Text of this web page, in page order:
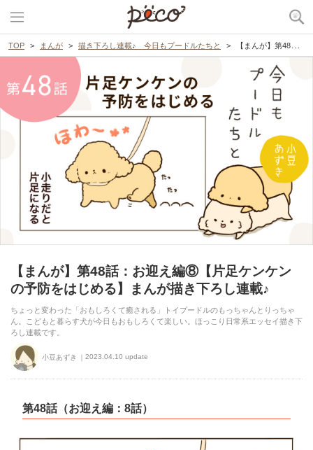
TOP まんが 描き下ろし連載♪ 今日もプードルたちと 【まんが】第48話：お迎え編⑧【片足ケンケンの予防をはじめる】まんが描き下ろし連載♪
【まんが】第48話：お迎え編⑧【片足ケンケン
の予防をはじめる】まんが描き下ろし連載♪
ちょっと変わった「おもしろくて癒される」トイプードルのもっちゃんとりっちゃ
ん。こどもと暮らす犬が今日もおもしろくて楽しい。ほっこり日常系エッセイ描き下
ろし連載です。
小豆あずき 2023.04.10 update
第48話（お迎え編：8話）